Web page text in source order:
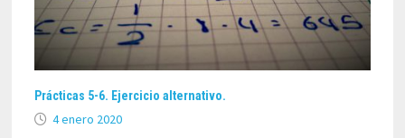
Prácticas 5-6. Ejercicio alternativo.
4 enero 2020